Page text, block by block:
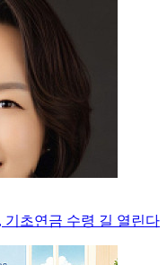
기초연금 수령 길 열린다